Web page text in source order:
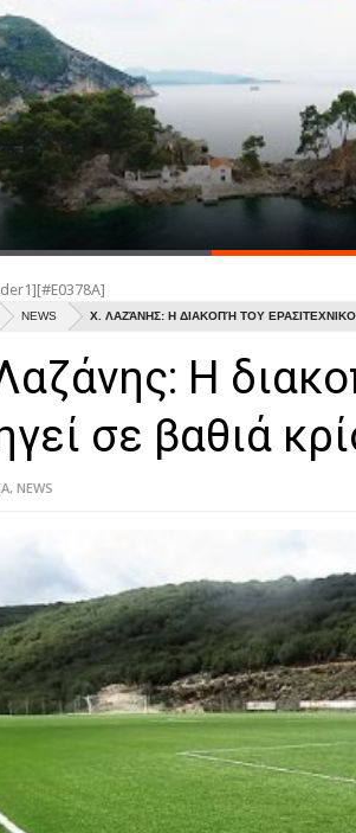
NEWS Χ. ΛΑΖΆΝΗΣ: Η ΔΙΑΚΟΠΉ ΤΟΥ
Η
σε βαθιά
, NEWS